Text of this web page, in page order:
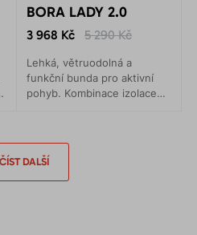
BORA LADY 2.0
3 968 Kč 5 290 Kč
Lehká, větruodolná a
funkční bunda pro aktivní
pohyb. Kombinace izolace
DALŠÍ